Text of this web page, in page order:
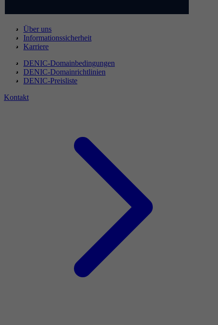
Über uns
Informationssicherheit
Karriere
DENIC-Domainbedingungen
DENIC-Domainrichtlinien
DENIC-Preisliste
Kontakt